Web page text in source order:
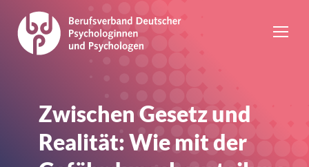
Zwischen Gesetz und
Realität: Wie mit der